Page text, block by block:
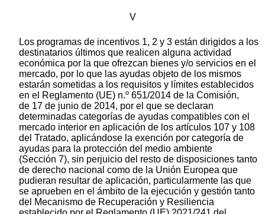
V
Los programas de incentivos 1, 2 y 3 están dirigidos a los
destinatarios últimos que realicen alguna actividad
económica por la que ofrezcan bienes y/o servicios en el
mercado, por lo que las ayudas objeto de los mismos
estarán sometidas a los requisitos y límites establecidos
en el Reglamento (UE) n.º 651/2014 de la Comisión,
de 17 de junio de 2014, por el que se declaran
determinadas categorías de ayudas compatibles con el
mercado interior en aplicación de los artículos 107 y 108
del Tratado, aplicándose la exención por categoría de
ayudas para la protección del medio ambiente
(Sección 7), sin perjuicio del resto de disposiciones tanto
de derecho nacional como de la Unión Europea que
pudieran resultar de aplicación, particularmente las que
se aprueben en el ámbito de la ejecución y gestión tanto
del Mecanismo de Recuperación y Resiliencia